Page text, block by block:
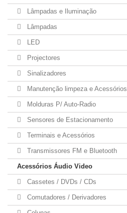
Lâmpadas e Iluminação
Lâmpadas
LED
Projectores
Sinalizadores
Manutenção limpeza e Acessórios
Molduras P/ Auto-Radio
Sensores de Estacionamento
Terminais e Acessórios
Transmissores FM e Bluetooth
Acessórios Áudio Video
Cassetes / DVDs / CDs
Comutadores / Derivadores